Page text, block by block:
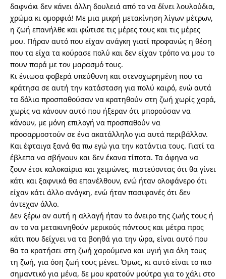
δαφνάκι δεν κάνει άλλη δουλειά από το να δίνει λουλούδια,
χρώμα κι ομορφιά! Με μια μικρή μετακίνηση λίγων μέτρων,
η ζωή επανήλθε και φώτισε τις μέρες τους και τις μέρες
μου. Πήραν αυτό που είχαν ανάγκη γιατί προφανώς η θέση
που τα είχα τα κούρασε πολύ και δεν είχαν τρόπο να μου το
πουν παρά με τον μαρασμό τους.
Κι ένιωσα φοβερά υπεύθυνη και στενοχωρημένη που τα
κράτησα σε αυτή την κατάσταση για πολύ καιρό, ενώ αυτά
τα δόλια προσπαθούσαν να κρατηθούν στη ζωή χωρίς χαρά,
χωρίς να κάνουν αυτό που ήξεραν ότι μπορούσαν να
κάνουν, με μόνη επιλογή να προσπαθούν να
προσαρμοστούν σε ένα ακατάλληλο για αυτά περιβάλλον.
Και έφταιγα ξανά θα πω εγώ για την κατάντια τους. Γιατί τα
έβλεπα να σβήνουν και δεν έκανα τίποτα. Τα άφηνα να
ζουν έτσι καλοκαίρια και χειμώνες, πιστεύοντας ότι θα γίνει
κάτι και ξαφνικά θα επανέλθουν, ενώ ήταν ολοφάνερο ότι
είχαν κάτι άλλο ανάγκη, ενώ ήταν πασιφανές ότι δεν
άντεχαν άλλο.
Δεν ξέρω αν αυτή η αλλαγή ήταν το όνειρο της ζωής τους ή
αν το να μετακινηθούν μερικούς πόντους και μέτρα προς
κάτι που δείχνει να τα βοηθά για την ώρα, είναι αυτό που
θα τα κρατήσει στη ζωή χαρούμενα και υγιή για όλη τους
τη ζωή, για όση ζωή τους μένει. Όμως, κι αυτό είναι το πιο
σημαντικό για μένα, δε μου κρατούν μούτρα για το χάλι στο